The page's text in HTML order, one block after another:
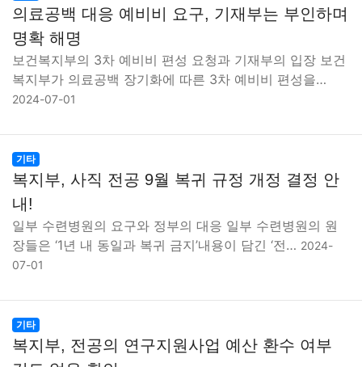
의료공백 대응 예비비 요구, 기재부는 부인하며
명확 해명
보건복지부의 3차 예비비 편성 요청과 기재부의 입장 보건
복지부가 의료공백 장기화에 따른 3차 예비비 편성을…
2024-07-01
기타
복지부, 사직 전공 9월 복귀 규정 개정 결정 안
내!
일부 수련병원의 요구와 정부의 대응 일부 수련병원의 원
장들은 ‘1년 내 동일과 복귀 금지’내용이 담긴 ‘전… 2024-
07-01
기타
복지부, 전공의 연구지원사업 예산 환수 여부